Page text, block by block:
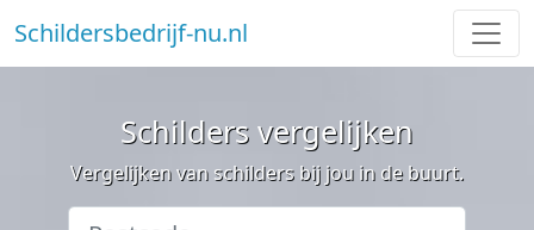
Schildersbedrijf-nu.nl
Schilders vergelijken
Vergelijken van schilders bij jou in de buurt.